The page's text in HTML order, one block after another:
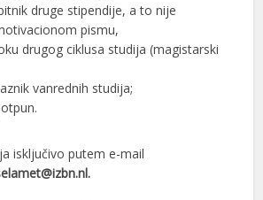
druge stipendije, a to nije
pismu,
drugog ciklusa studija (magistarski
vanrednih studija;
isključivo putem e-mail